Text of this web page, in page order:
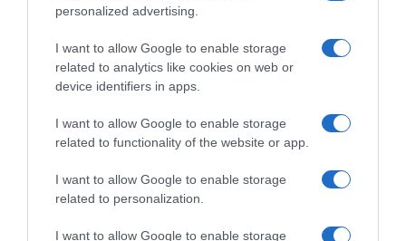
personalized advertising.
I want to allow Google to enable storage
related to analytics like cookies on web or
device identifiers in apps.
I want to allow Google to enable storage
related to functionality of the website or app.
I want to allow Google to enable storage
related to personalization.
I want to allow Google to enable storage
ΔΙΕΘΝΗ